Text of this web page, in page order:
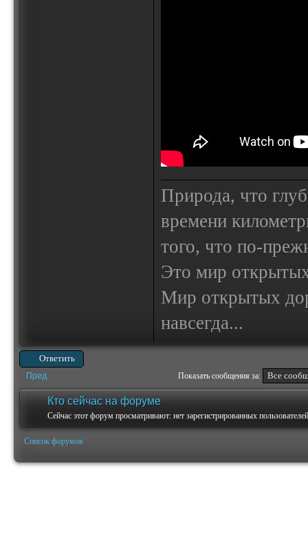
Природа, что
времени
того, что по-
Это мир
Мир открытых
навсегда...
Ответить
Пред. Показать сообщения за:
Кто сейчас на форуме
Сейчас этот форум просматривают: нет зарегистрированных
Список форумов